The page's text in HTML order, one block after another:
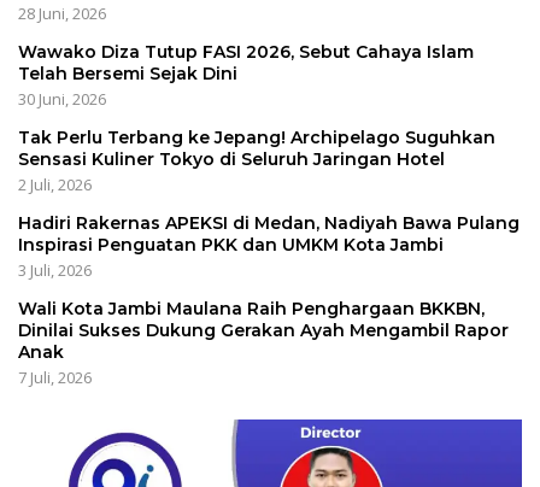
28 Juni, 2026
Wawako Diza Tutup FASI 2026, Sebut Cahaya Islam
Telah Bersemi Sejak Dini
30 Juni, 2026
Tak Perlu Terbang ke Jepang! Archipelago Suguhkan
Sensasi Kuliner Tokyo di Seluruh Jaringan Hotel
2 Juli, 2026
Hadiri Rakernas APEKSI di Medan, Nadiyah Bawa Pulang
Inspirasi Penguatan PKK dan UMKM Kota Jambi
3 Juli, 2026
Wali Kota Jambi Maulana Raih Penghargaan BKKBN,
Dinilai Sukses Dukung Gerakan Ayah Mengambil Rapor
Anak
7 Juli, 2026